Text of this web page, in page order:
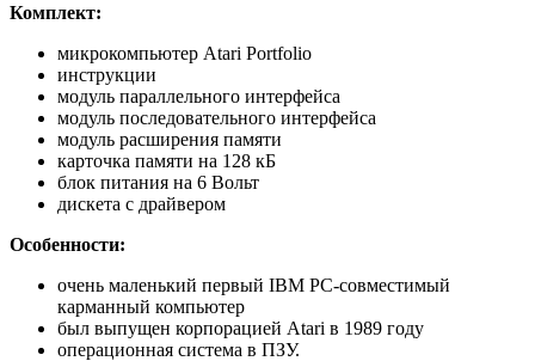
Комплект:
микрокомпьютер Atari Portfolio
инструкции
модуль параллельного интерфейса
модуль последовательного интерфейса
модуль расширения памяти
карточка памяти на 128 кБ
блок питания на 6 Вольт
дискета с драйвером
Особенности:
очень маленький первый IBM PC-совместимый
карманный компьютер
был выпущен корпорацией Atari в 1989 году
операционная система в ПЗУ.